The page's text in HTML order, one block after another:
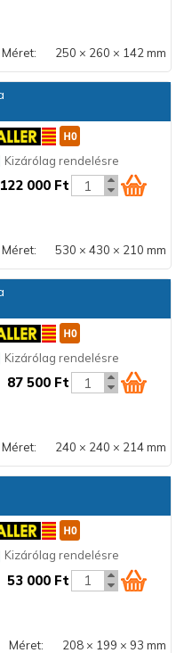
Méret: 250 × 260 × 142 mm
Kizárólag rendelésre
122 000 Ft
Méret: 530 × 430 × 210 mm
Kizárólag rendelésre
87 500 Ft
Méret: 240 × 240 × 214 mm
Kizárólag rendelésre
53 000 Ft
Méret: 208 × 199 × 93 mm